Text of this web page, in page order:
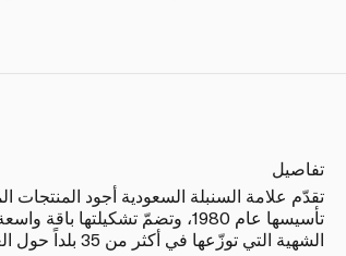
تفاصيل
تقدّم علامة السنبلة السعودية أجود المنتجات
تأسيسها عام 1980، وتضمّ تشكيلتها
الشهية التي توزّعها في أكثر من 35 بلداً حول العالم.